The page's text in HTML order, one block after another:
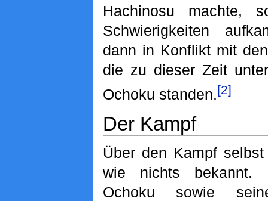
Hachinosu machte,
Schwierigkeiten
dann in Konflikt mit
die zu dieser Zeit
Ochoku standen.[2]
Der Kampf
Über den Kampf
wie nichts bekannt.
Ochoku sowie